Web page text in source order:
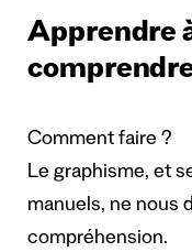
Apprendre
Comment faire ?
Le graphisme, et
manuels, ne nous
compréhension.